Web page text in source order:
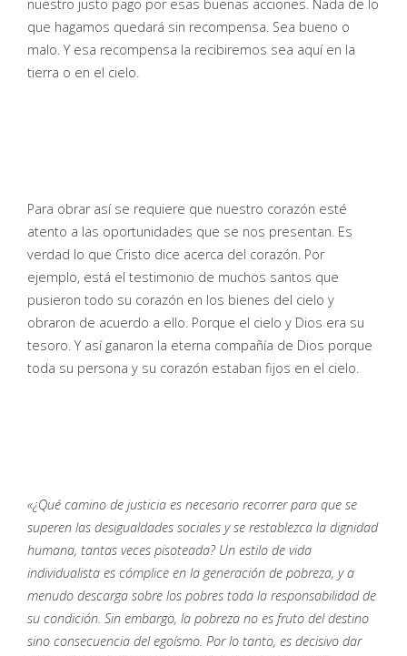
nuestro justo pago por esas buenas acciones. Nada de lo
que hagamos quedará sin recompensa. Sea bueno o
malo. Y esa recompensa la recibiremos sea aquí en la
tierra o en el cielo.
Para obrar así se requiere que nuestro corazón esté
atento a las oportunidades que se nos presentan. Es
verdad lo que Cristo dice acerca del corazón. Por
ejemplo, está el testimonio de muchos santos que
pusieron todo su corazón en los bienes del cielo y
obraron de acuerdo a ello. Porque el cielo y Dios era su
tesoro. Y así ganaron la eterna compañía de Dios porque
toda su persona y su corazón estaban fijos en el cielo.
«¿Qué camino de justicia es necesario recorrer para que se
superen las desigualdades sociales y se restablezca la dignidad
humana, tantas veces pisoteada? Un estilo de vida
individualista es cómplice en la generación de pobreza, y a
menudo descarga sobre los pobres toda la responsabilidad de
su condición. Sin embargo, la pobreza no es fruto del destino
sino consecuencia del egoísmo. Por lo tanto, es decisivo dar